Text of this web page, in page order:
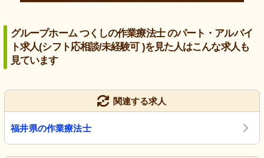
グループホーム つくしの作業療法士 のパート・アルバイ
ト求人(シフト応相談/未経験可 )を見た人はこんな求人も
見ています
関連する求人
福井県の作業療法士